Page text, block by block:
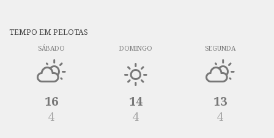
TEMPO EM PELOTAS
SÁBADO
16
4
DOMINGO
14
4
SEGUNDA
13
4